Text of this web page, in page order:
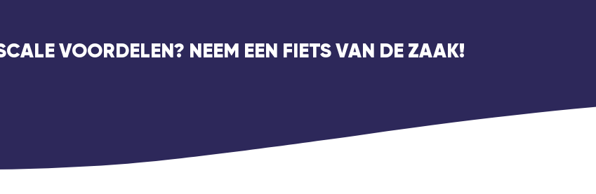
VOORDELEN? NEEM EEN FIETS VAN DE ZAAK!